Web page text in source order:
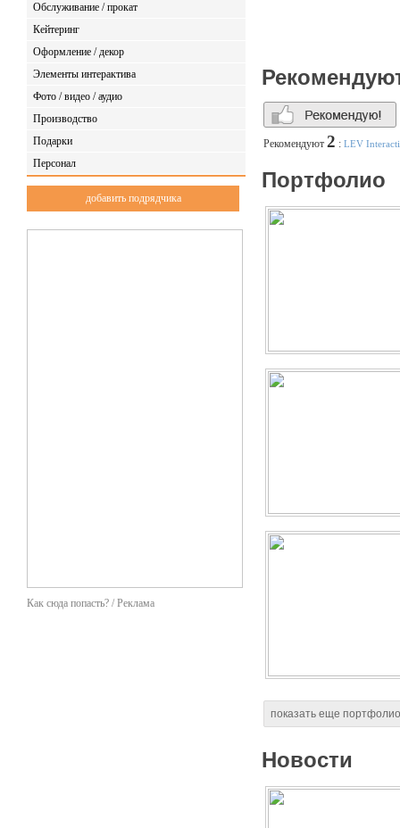
Обслуживание / прокат
Кейтеринг
Оформление / декор
Элементы интерактива
Фото / видео / аудио
Производство
Подарки
Персонал
добавить подрядчика
Как сюда попасть? / Реклама
Рекомендуют 2 : LEV
Портфолио
показать еще портфолио
Новости